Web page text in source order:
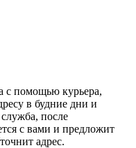
с помощью курьера,
в будние дни и
после
с вами и предложит
адрес.